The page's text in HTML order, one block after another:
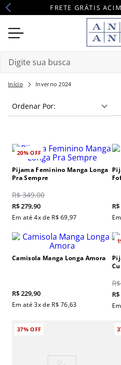
FRETE GRÁTIS
Inverno 2024
Ordenar Por
20%OFF
Pijama Feminino Manga Longa
Pra Sempre
R$ 349,00
R$279,90
Em até4x de R$ 69,97
R$
Camisola Manga Longa Amora
R$229,90
Em até3x de R$ 76,63
R$
R$
37%OFF
Termos mais buscados
1º camisola
robe